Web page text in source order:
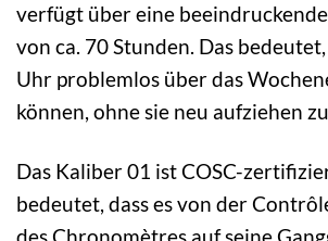
verfügt über eine
von ca. 70 Stunden. Das bedeutet,
Uhr problemlos über das
können, ohne sie neu aufziehen
Das Kaliber 01 ist COSC-
bedeutet, dass es von der